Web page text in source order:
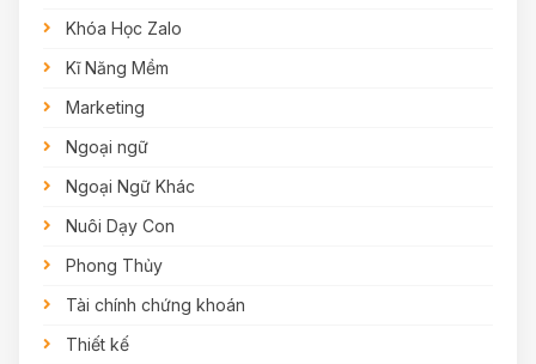
Khóa Học Zalo
Kĩ Năng Mềm
Marketing
Ngoại ngữ
Ngoại Ngữ Khác
Nuôi Dạy Con
Phong Thủy
Tài chính chứng khoán
Thiết kế